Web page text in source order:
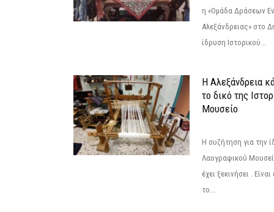
η «Ομάδα Δράσεων
Αλεξάνδρειας» στο
ίδρυση Ιστορικού...
Η Αλεξάνδρεια
το δικό της
Μουσείο
Η συζήτηση για την
Λαογραφικού
έχει ξεκινήσει .
το...